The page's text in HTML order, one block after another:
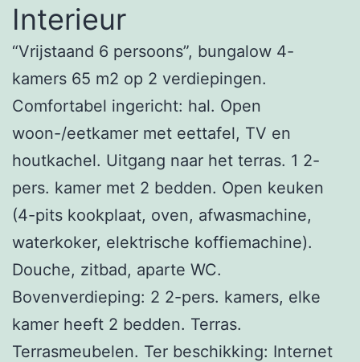
Interieur
“Vrijstaand 6 persoons”, bungalow 4-
kamers 65 m2 op 2 verdiepingen.
Comfortabel ingericht: hal. Open
woon-/eetkamer met eettafel, TV en
houtkachel. Uitgang naar het terras. 1 2-
pers. kamer met 2 bedden. Open keuken
(4-pits kookplaat, oven, afwasmachine,
waterkoker, elektrische koffiemachine).
Douche, zitbad, aparte WC.
Bovenverdieping: 2 2-pers. kamers, elke
kamer heeft 2 bedden. Terras.
Terrasmeubelen. Ter beschikking: Internet